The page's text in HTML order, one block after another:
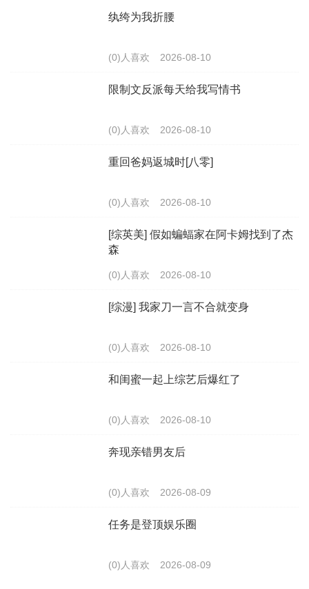
纨绔为我折腰
(0)人喜欢 2026-08-10
限制文反派每天给我写情书
(0)人喜欢 2026-08-10
重回爸妈返城时[八零]
(0)人喜欢 2026-08-10
[综英美] 假如蝙蝠家在阿卡姆找到了杰
森
(0)人喜欢 2026-08-10
[综漫] 我家刀一言不合就变身
(0)人喜欢 2026-08-10
和闺蜜一起上综艺后爆红了
(0)人喜欢 2026-08-10
奔现亲错男友后
(0)人喜欢 2026-08-09
任务是登顶娱乐圈
(0)人喜欢 2026-08-09